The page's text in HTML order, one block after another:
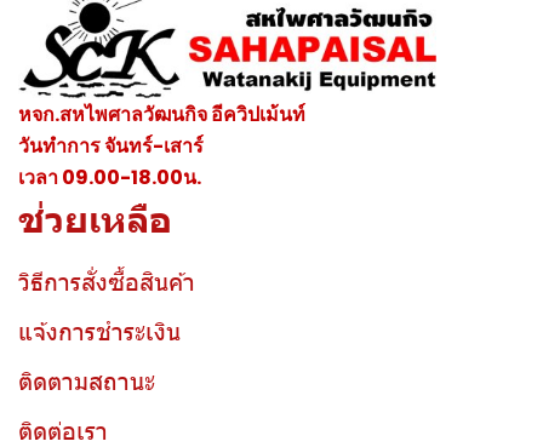
หจก.สหไพศาลวัฒนกิจ อีควิปเม้นท์
วันทำการ จันทร์-เสาร์
เวลา 09.00-18.00น.
ช่วยเหลือ
วิธีการสั่งซื้อสินค้า
แจ้งการชำระเงิน
ติดตามสถานะ
ติดต่อเรา